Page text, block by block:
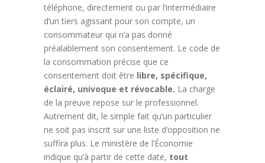
téléphone, directement ou par l’intermédiaire
d’un tiers agissant pour son compte, un
consommateur qui n’a pas donné
préalablement son consentement. Le code de
la consommation précise que ce
consentement doit être libre, spécifique,
éclairé, univoque et révocable. La charge
de la preuve repose sur le professionnel.
Autrement dit, le simple fait qu’un particulier
ne soit pas inscrit sur une liste d’opposition ne
suffira plus. Le ministère de l’Économie
indique qu’à partir de cette date, tout